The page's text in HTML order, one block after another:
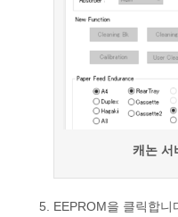
캐논 서
EEPROM을 클릭합